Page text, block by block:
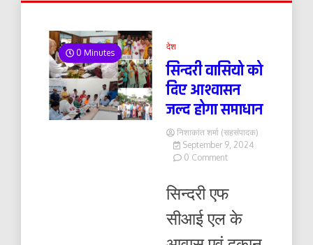
0 Minutes
देश
सिन्दरी वासियो को
दिए आश्वासन
जल्द होगा समाधान
निशाकांत शर्मा (सहसंपादक)
September 9, 2024
0 Commenton
को
दिए
आश्वासन
सिन्दरी एफ
सीआई एल के